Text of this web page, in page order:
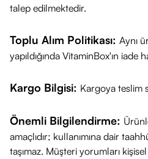
talep edilmektedir.
Toplu Alım Politikası: Aynı
yapıldığında VitaminBox'ın iade
Kargo Bilgisi: Kargoya teslim
Önemli Bilgilendirme:
amaçlıdır; kullanımına dair
taşımaz. Müşteri yorumları